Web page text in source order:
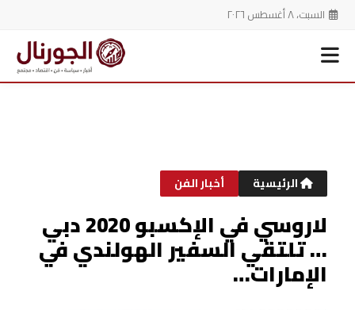
السبت، ٨ أغسطس ٢٠٢٦
الرئيسية أخبار الفن
لاروسي في الإكسبو 2020 دبي
… تلتقي السفير الهولندي في
الإمارات…